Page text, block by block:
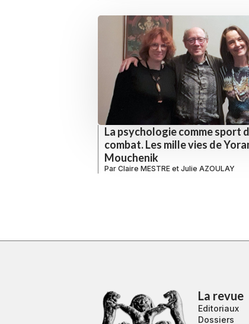
La psychologie comme sport
combat. Les mille vies de
Mouchenik
Par Claire MESTRE et Julie AZOULAY
La revue
Editoriaux
Dossiers